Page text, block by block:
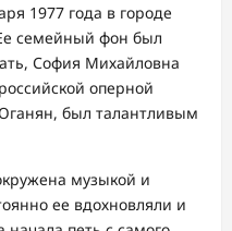
1977 года в городе
семейный фон был
София Михайловна
оперной
был талантливым
музыкой и
ее вдохновляли и